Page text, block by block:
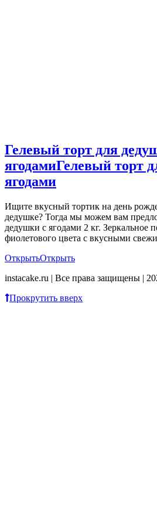
Гелевый торт для
ягодамиГелевый торт
ягодами
Ищите вкусный тортик на день
дедушке? Тогда мы можем вам
дедушки с ягодами 2 кг. Зеркальное
фиолетового цвета с вкусными
ОткрытьОткрыть
instacake.ru | Все права защищены |
Прокрутить вверх